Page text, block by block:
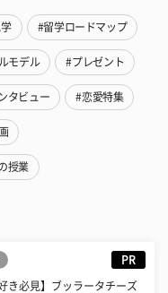
#留学ロードマップ
モデル #プレゼント
タビュー #恋愛特集
授業
PR
き必見】ブッラータチーズ